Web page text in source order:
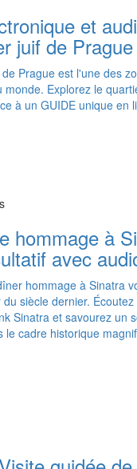
et
juif de Prague
Prague est l'une des
monde. Explorez le
à un GUIDE unique en
hommage à
avec
hommage à Sinatra
siècle dernier.
Sinatra et savourez un
le cadre historique